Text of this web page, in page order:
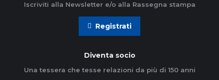
Iscriviti alla Newsletter e/o alla Rassegna stampa
Registrati
Diventa socio
Una tessera che tesse relazioni da più di 150 anni